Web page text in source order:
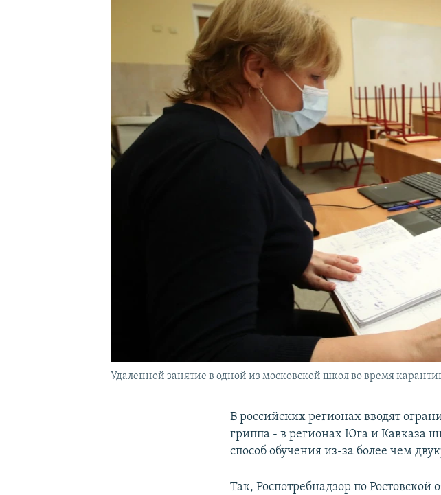
Удаленной занятие в одной из московской школ во время
В российских регионах вводят
гриппа - в регионах Юга и Кавказа
способ обучения из-за более чем
Так, Роспотребнадзор по Ростовской